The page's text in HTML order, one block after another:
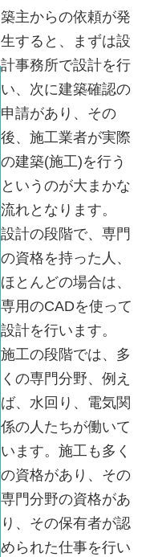
築主からの依頼が発
生すると、まずは設
計事務所で設計を行
い、次に建築確認の
申請があり、その
後、施工業者が実際
の建築(施工)を行う
というのが大まかな
流れとなります。
設計の段階で、専門
の資格を持った人、
ほとんどの場合は、
専用のCADを使って
設計を行います。
施工の段階では、多
くの専門分野、例え
ば、水回り、電気関
係の人たちが働いて
います。施工も多く
の資格があり、その
専門分野の資格があ
り、その保有者が認
められた仕事を行い